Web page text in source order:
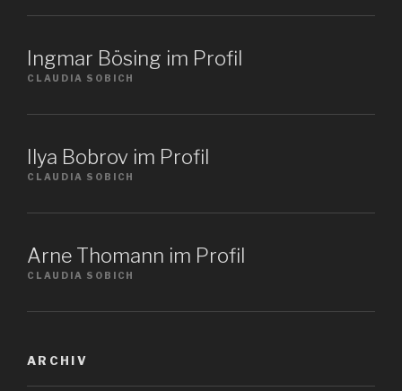
Ingmar Bösing im Profil
CLAUDIA SOBICH
Ilya Bobrov im Profil
CLAUDIA SOBICH
Arne Thomann im Profil
CLAUDIA SOBICH
ARCHIV